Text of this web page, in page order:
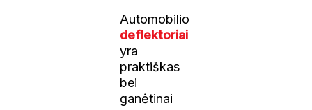
Automobilio
deflektoriai
yra
praktiškas
bei
ganėtinai